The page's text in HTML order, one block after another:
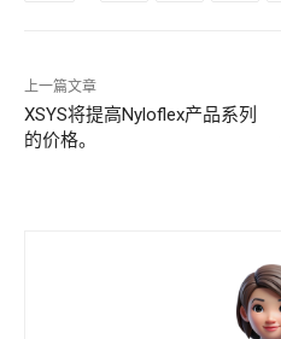
上一篇文章
XSYS将提高Nyloflex产品系列
的价格。